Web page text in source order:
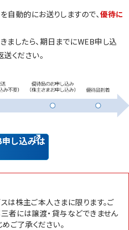
自動的にお送りしますので、優待に
ましたら、期日までにWEB申し込
ください。
し込みは
は株主ご本人さまに限ります。ご
者には譲渡・貸与などできません
ご了承ください。